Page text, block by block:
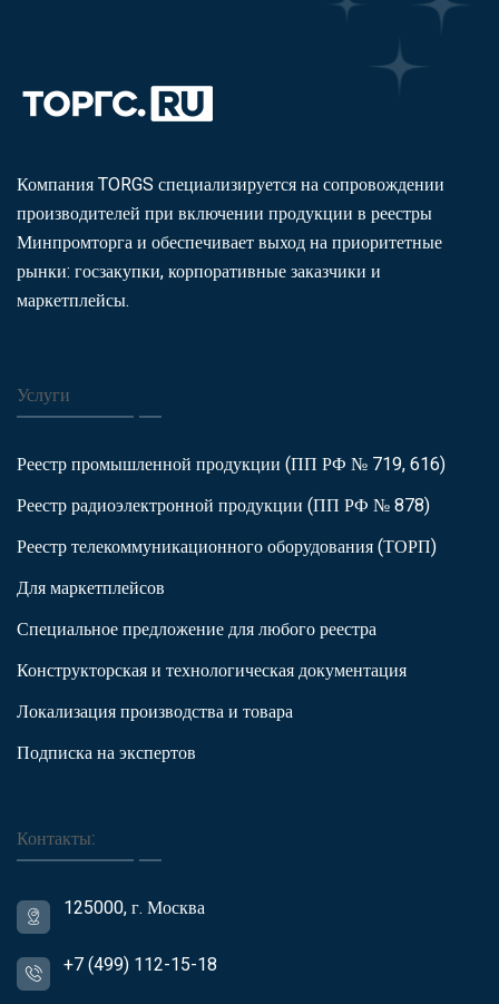
Компания TORGS специализируется на сопровождении
производителей при включении продукции в реестры
Минпромторга и обеспечивает выход на приоритетные
рынки: госзакупки, корпоративные заказчики и
маркетплейсы.
Услуги
Реестр промышленной продукции (ПП РФ № 719, 616)
Реестр радиоэлектронной продукции (ПП РФ № 878)
Реестр телекоммуникационного оборудования (ТОРП)
Для маркетплейсов
Специальное предложение для любого реестра
Конструкторская и технологическая документация
Локализация производства и товара
Подписка на экспертов
Контакты:
125000, г. Москва
+7 (499) 112-15-18